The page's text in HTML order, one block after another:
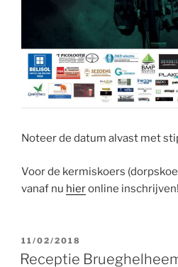
Noteer de datum alvast met
Voor de kermiskoers
vanaf nu hieronline inschrijven!
GEPLAATST
OP
11/02/2018
Receptie